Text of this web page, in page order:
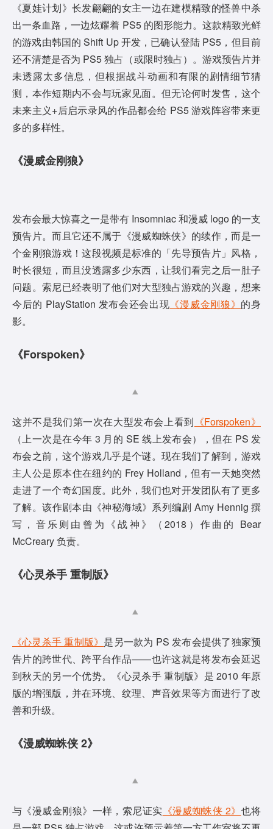
《夏娃计划》长发翩翩的女主一边在建模精致的怪兽中杀
出一条血路，一边炫耀着 PS5 的图形能力。这款精致光鲜
的游戏由韩国的 Shift Up 开发，已确认登陆 PS5，但目前
还不清楚是否为 PS5 独占（或限时独占）。游戏预告片并
未透露太多信息，但根据战斗动画和有限的剧情细节猜
测，本作短期内不会与玩家见面。但无论何时发售，这个
未来主义+后启示录风的作品都会给 PS5 游戏阵容带来更
多的多样性。
《漫威金刚狼》
发布会最大惊喜之一是带有 Insomniac 和漫威 logo 的一支
预告片。而且它还不属于《漫威蜘蛛侠》的续作，而是一
个金刚狼游戏！这段视频是标准的「先导预告片」风格，
时长很短，而且没透露多少东西，让我们看完之后一肚子
问题。索尼已经表明了他们对大型独占游戏的兴趣，想来
今后的 PlayStation 发布会还会出现 《漫威金刚狼》 的身
影。
《Forspoken》
这并不是我们第一次在大型发布会上看到 《Forspoken》
（上一次是在今年 3 月的 SE 线上发布会），但在 PS 发
布会之前，这个游戏几乎是个谜。现在我们了解到，游戏
主人公是原本住在纽约的 Frey Holland，但有一天她突然
走进了一个奇幻国度。此外，我们也对开发团队有了更多
了解。该作剧本由《神秘海域》系列编剧 Amy Hennig 撰
写，音乐则由曾为《战神》（2018）作曲的 Bear
McCreary 负责。
《心灵杀手 重制版》
《心灵杀手 重制版》 是另一款为 PS 发布会提供了独家预
告片的跨世代、跨平台作品——也许这就是将发布会延迟
到秋天的另一个优势。《心灵杀手 重制版》是 2010 年原
版的增强版，并在环境、纹理、声音效果等方面进行了改
善和升级。
《漫威蜘蛛侠 2》
与《漫威金刚狼》一样，索尼证实 《漫威蜘蛛侠 2》 也将